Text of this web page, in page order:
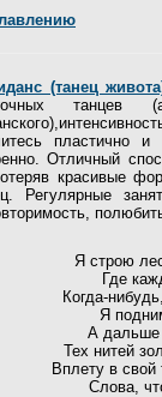
(танец
танцев
пластично и
Отличный
красивые
Регулярные
Я строю
Где
Когда-
Я
А дальше
Тех нитей
Вплету в свой
Слова,